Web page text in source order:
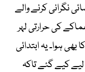
نگرانی کرنے والے
کی حرارتی لہر
ہوا۔ یہ ابتدائی
کیے گئے تاکہ